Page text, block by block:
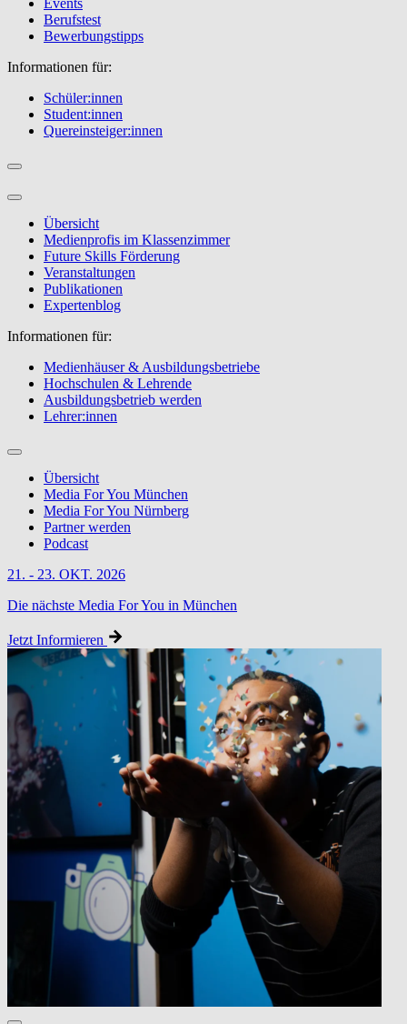
Events
Berufstest
Bewerbungstipps
Informationen für:
Schüler:innen
Student:innen
Quereinsteiger:innen
Übersicht
Medienprofis im Klassenzimmer
Future Skills Förderung
Veranstaltungen
Publikationen
Expertenblog
Informationen für:
Medienhäuser & Ausbildungsbetriebe
Hochschulen & Lehrende
Ausbildungsbetrieb werden
Lehrer:innen
Übersicht
Media For You München
Media For You Nürnberg
Partner werden
Podcast
21. - 23. OKT. 2026
Die nächste Media For You in München
Jetzt Informieren